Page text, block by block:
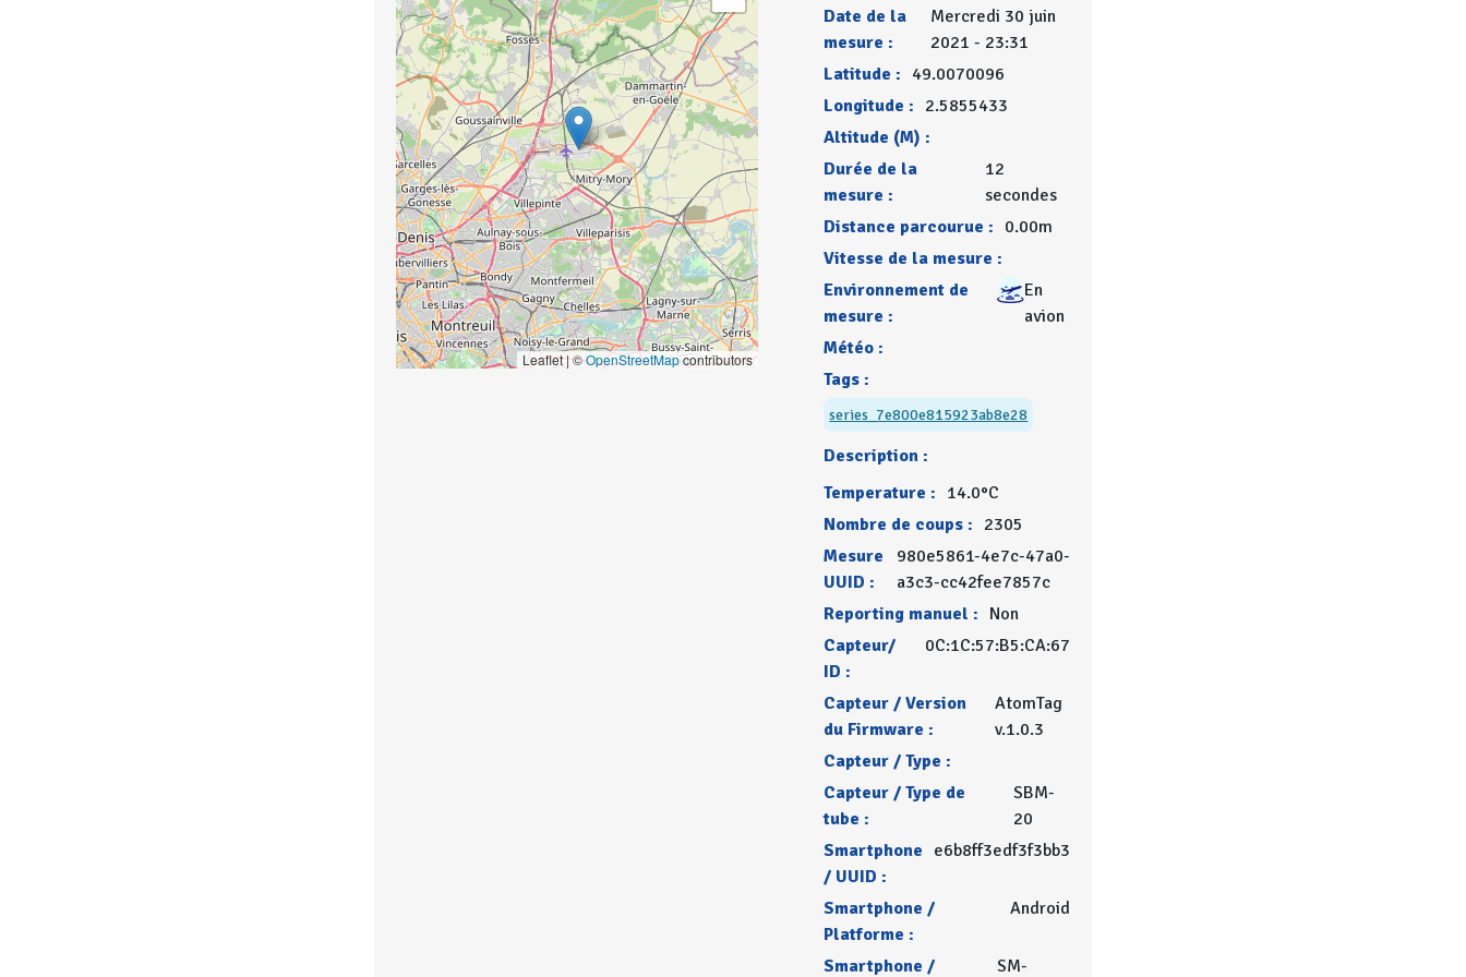
Leaflet | ©OpenStreetMapcontributors
Date de la
mesure :
Mercredi 30 juin
2021 - 23:31
Latitude : 49.0070096
Longitude : 2.5855433
Altitude (M) :
Durée de la
mesure :
12
secondes
Distance parcourue : 0.00m
Vitesse de la mesure :
Environnement de
mesure :
En
avion
Météo :
Tags :
series_7e800e815923ab8e28
Description :
Temperature : 14.0°C
Nombre de coups : 2305
Mesure
UUID :
980e5861-4e7c-47a0-
a3c3-cc42fee7857c
Reporting manuel : Non
Capteur/
ID :
0C:1C:57:B5:CA:67
Capteur / Version
du Firmware :
AtomTag
v.1.0.3
Capteur / Type :
Capteur / Type de
tube :
SBM-
20
Smartphone
/ UUID :
e6b8ff3edf3f3bb3
Smartphone /
Platforme :
Android
Smartphone /
SM-